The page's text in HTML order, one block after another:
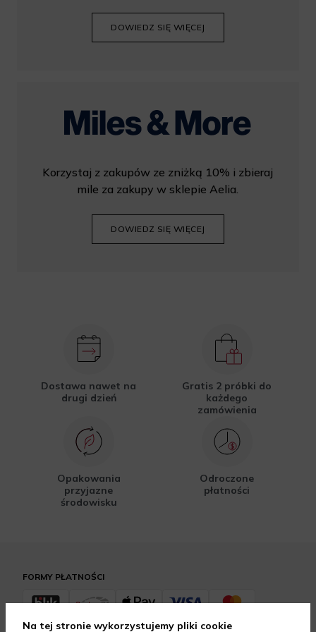
DOWIEDZ SIĘ WIĘCEJ
Korzystaj z zakupów ze zniżką 10% i zbieraj
mile za zakupy w sklepie Aelia.
DOWIEDZ SIĘ WIĘCEJ
Dostawa nawet na
drugi dzień
Gratis 2 próbki do
każdego
zamówienia
Opakowania
przyjazne
środowisku
Odroczone
płatności
FORMY PŁATNOŚCI
Na tej stronie wykorzystujemy pliki cookie